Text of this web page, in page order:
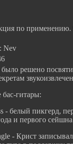
по применению.
Nev
решено
бас-гитары:
- белый пикгерд,
и первого
- Крист